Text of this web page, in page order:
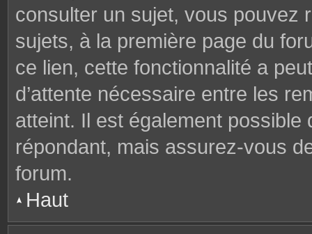
consulter un sujet, vous pouvez
sujets, à la première page du
ce lien, cette fonctionnalité a
d’attente nécessaire entre les
atteint. Il est également
répondant, mais assurez-vous
forum.
Haut